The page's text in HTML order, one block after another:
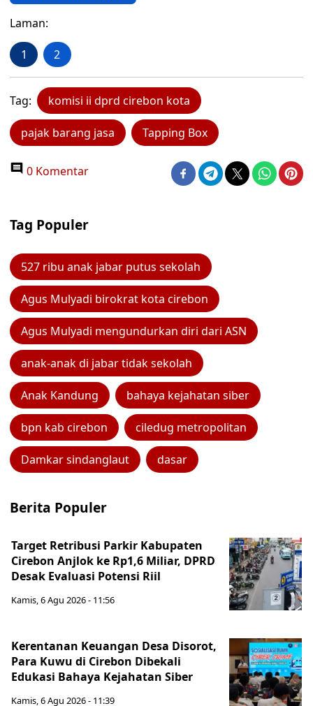
Laman:
1 2
Tag: komisi ii dprd cirebon kota
pajak barang jasa Tapping Box
0 Komentar
Tag Populer
527 ribu anak jabar putus sekolah
Agus Mulyadi birokrat kota cirebon
Agus Mulyadi mengundurkan diri dari ASN
anak-anak di jabar tidak sekolah
Anak Kandung bahaya kejahatan siber
bpn kab cirebon ciledug metropolitan
Damkar sindanglaut dasar
Berita Populer
Target Retribusi Parkir Kabupaten
Cirebon Anjlok ke Rp1,6 Miliar, DPRD
Desak Evaluasi Potensi Riil
Kamis, 6 Agu 2026 - 11:56
Kerentanan Keuangan Desa Disorot,
Para Kuwu di Cirebon Dibekali
Edukasi Bahaya Kejahatan Siber
Kamis, 6 Agu 2026 - 11:39